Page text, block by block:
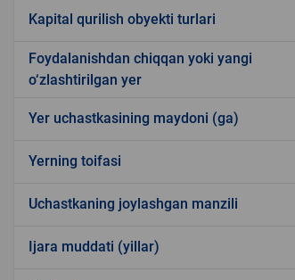
Kapital qurilish obyekti turlari
Foydalanishdan chiqqan yoki yangi
o‘zlashtirilgan yer
Yer uchastkasining maydoni (ga)
Yerning toifasi
Uchastkaning joylashgan manzili
Ijara muddati (yillar)